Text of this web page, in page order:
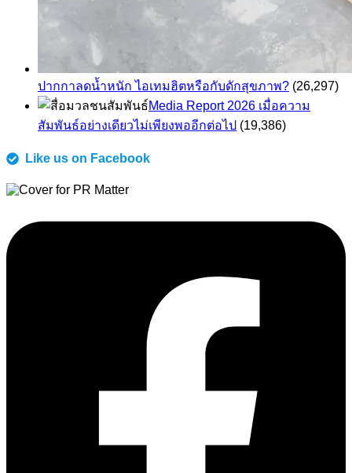
ปากกาลดน้ำหนัก ไอเทมฮิตหรือกับดักสุขภาพ? (26,297)
Media Report 2026 เมื่อความ
สัมพันธ์อย่างเดียวไม่เพียงพออีกต่อไป (19,386)
Like us on Facebook